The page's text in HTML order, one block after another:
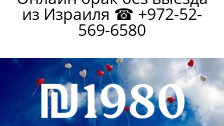
из Израиля ☎ +972-52-
569-6580